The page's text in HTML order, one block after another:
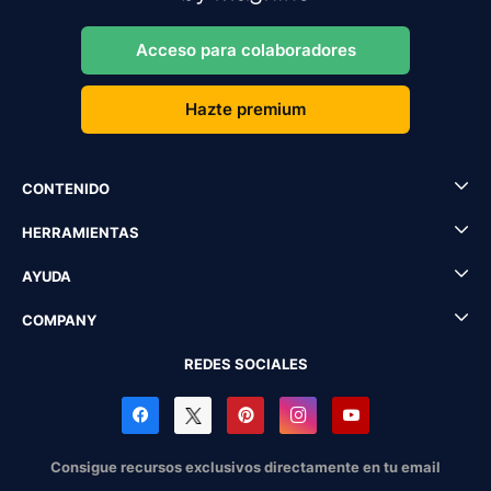
Acceso para colaboradores
Hazte premium
CONTENIDO
HERRAMIENTAS
AYUDA
COMPANY
REDES SOCIALES
Consigue recursos exclusivos directamente en tu email